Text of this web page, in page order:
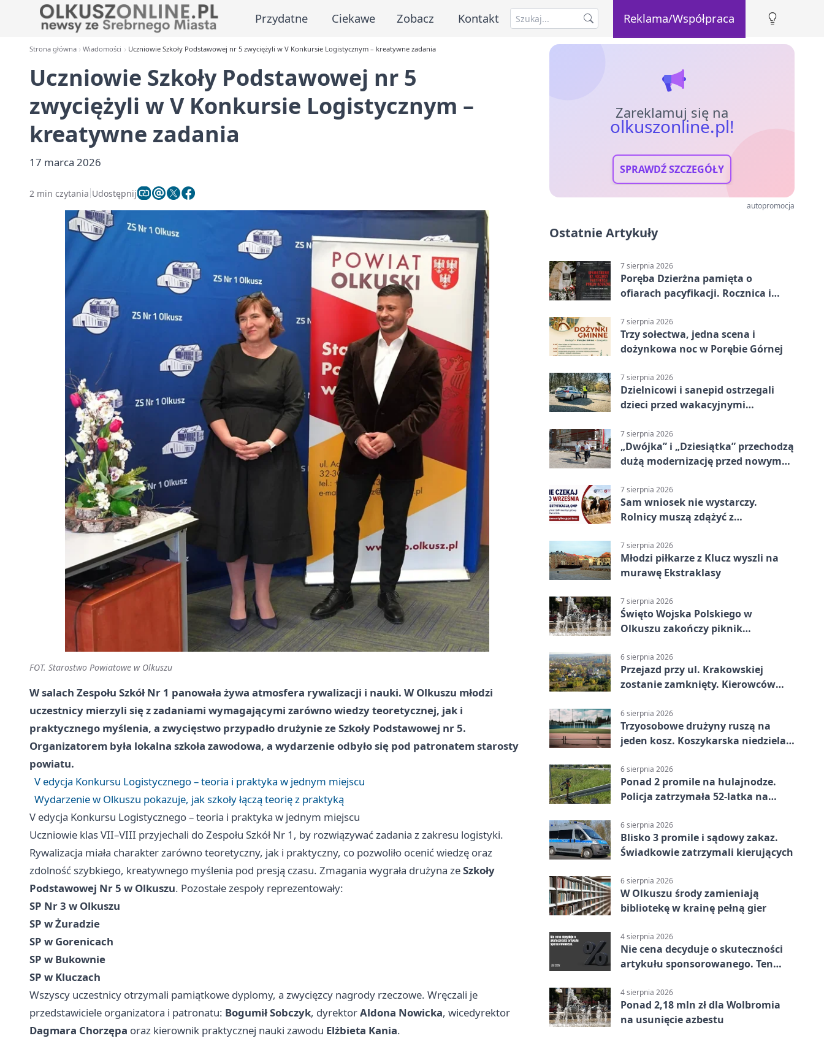
Przydatne Ciekawe Zobacz Kontakt Reklama/Współpraca
Strona główna Wiadomości Uczniowie Szkoły Podstawowej nr 5 zwyciężyli w V Konkursie Logistycznym – kreatywne zadania
Uczniowie Szkoły Podstawowej nr 5
zwyciężyli w V Konkursie Logistycznym –
kreatywne zadania
17 marca 2026
2 min czytania Udostępnij
FOT. Starostwo Powiatowe w Olkuszu
W salach Zespołu Szkół Nr 1 panowała żywa atmosfera rywalizacji i nauki. W Olkuszu młodzi
uczestnicy mierzyli się z zadaniami wymagającymi zarówno wiedzy teoretycznej, jak i
praktycznego myślenia, a zwycięstwo przypadło drużynie ze Szkoły Podstawowej nr 5.
Organizatorem była lokalna szkoła zawodowa, a wydarzenie odbyło się pod patronatem starosty
powiatu.
V edycja Konkursu Logistycznego – teoria i praktyka w jednym miejscu
Wydarzenie w Olkuszu pokazuje, jak szkoły łączą teorię z praktyką
V edycja Konkursu Logistycznego – teoria i praktyka w jednym miejscu
Uczniowie klas VII–VIII przyjechali do Zespołu Szkół Nr 1, by rozwiązywać zadania z zakresu logistyki.
Rywalizacja miała charakter zarówno teoretyczny, jak i praktyczny, co pozwoliło ocenić wiedzę oraz
zdolność szybkiego, kreatywnego myślenia pod presją czasu. Zmagania wygrała drużyna zeSzkoły
Podstawowej Nr 5 w Olkuszu. Pozostałe zespoły reprezentowały:
SP Nr 3 w Olkuszu
SP w Żuradzie
SP w Gorenicach
SP w Bukownie
SP w Kluczach
Wszyscy uczestnicy otrzymali pamiątkowe dyplomy, a zwycięzcy nagrody rzeczowe. Wręczali je
przedstawiciele organizatora i patronatu: Bogumił Sobczyk, dyrektorAldona Nowicka, wicedyrektor
Dagmara Chorzępa oraz kierownik praktycznej nauki zawodu Elżbieta Kania.
Zareklamuj się na
olkuszonline.pl!
SPRAWDŹ SZCZEGÓŁY
autopromocja
Ostatnie Artykuły
7 sierpnia 2026
Poręba Dzierżna pamięta o
ofiarach pacyfikacji. Rocznica i
7 sierpnia 2026
Trzy sołectwa, jedna scena i
dożynkowa noc w Porębie Górnej
7 sierpnia 2026
Dzielnicowi i sanepid ostrzegali
dzieci przed wakacyjnymi
7 sierpnia 2026
„Dwójka” i „Dziesiątka” przechodzą
dużą modernizację przed nowym
7 sierpnia 2026
Sam wniosek nie wystarczy.
Rolnicy muszą zdążyć z
7 sierpnia 2026
Młodzi piłkarze z Klucz wyszli na
murawę Ekstraklasy
7 sierpnia 2026
Święto Wojska Polskiego w
Olkuszu zakończy piknik
6 sierpnia 2026
Przejazd przy ul. Krakowskiej
zostanie zamknięty. Kierowców
6 sierpnia 2026
Trzyosobowe drużyny ruszą na
jeden kosz. Koszykarska niedziela
6 sierpnia 2026
Ponad 2 promile na hulajnodze.
Policja zatrzymała 52-latka na
6 sierpnia 2026
Blisko 3 promile i sądowy zakaz.
Świadkowie zatrzymali kierujących
6 sierpnia 2026
W Olkuszu środy zamieniają
bibliotekę w krainę pełną gier
4 sierpnia 2026
Nie cena decyduje o skuteczności
artykułu sponsorowanego. Ten
4 sierpnia 2026
Ponad 2,18 mln zł dla Wolbromia
na usunięcie azbestu